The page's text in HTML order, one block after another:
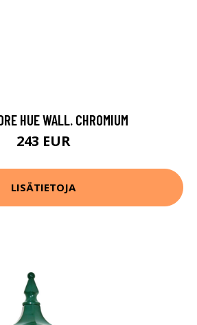
HUE WALL. CHROMIUM
243 EUR
LISÄTIETOJA